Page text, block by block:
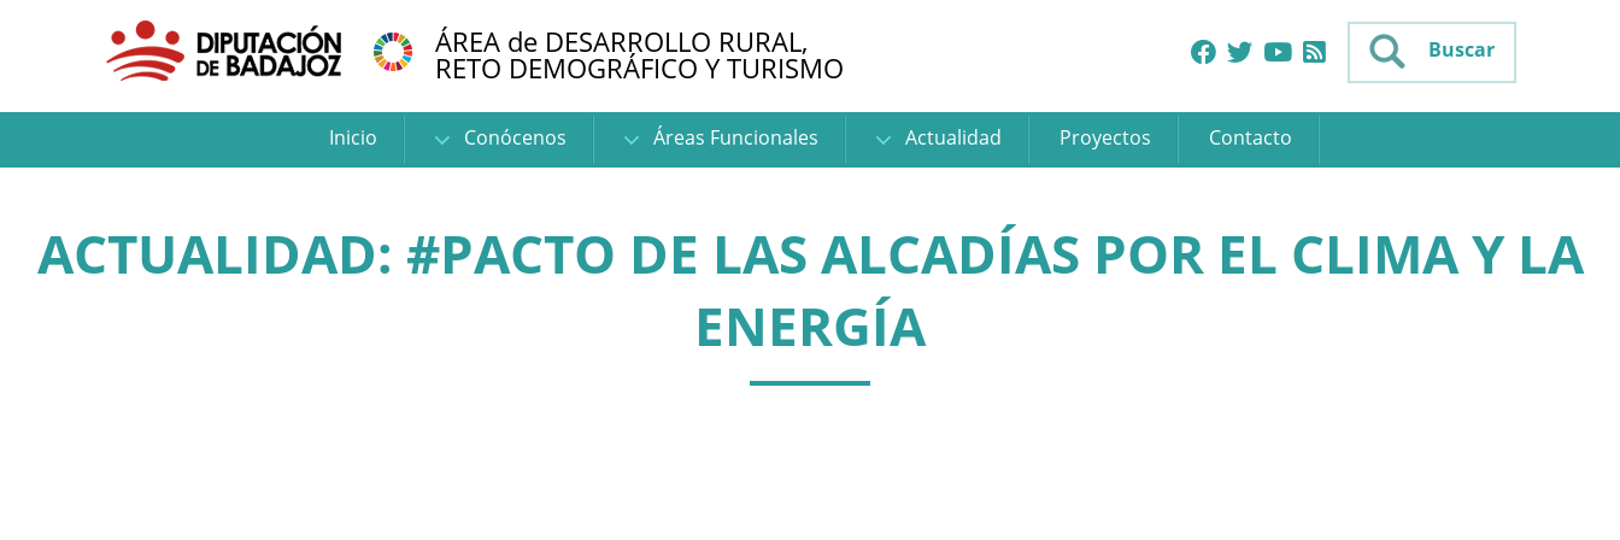
ÁREA de DESARROLLO RURAL,
RETO DEMOGRÁFICO Y TURISMO Buscar
Inicio Conócenos Áreas Funcionales Actualidad Proyectos Contacto
ACTUALIDAD: #PACTO DE LAS ALCADÍAS POR EL CLIMA Y LA
ENERGÍA